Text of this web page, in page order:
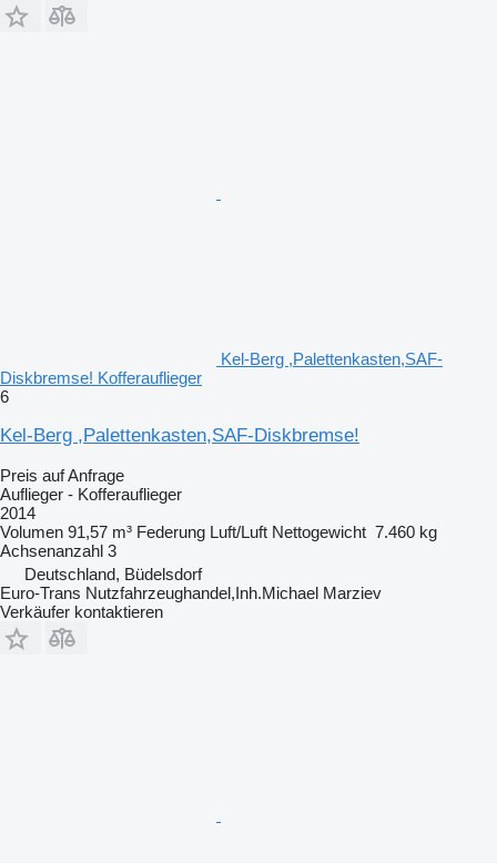
Kel-Berg ,Palettenkasten,SAF-
Diskbremse! Kofferauflieger
6
Kel-Berg ,Palettenkasten,SAF-Diskbremse!
Preis auf Anfrage
Auflieger - Kofferauflieger
2014
Volumen 91,57 m³ Federung Luft/Luft Nettogewicht 7.460 kg
Achsenanzahl 3
Deutschland, Büdelsdorf
Euro-Trans Nutzfahrzeughandel,Inh.Michael Marziev
Verkäufer kontaktieren